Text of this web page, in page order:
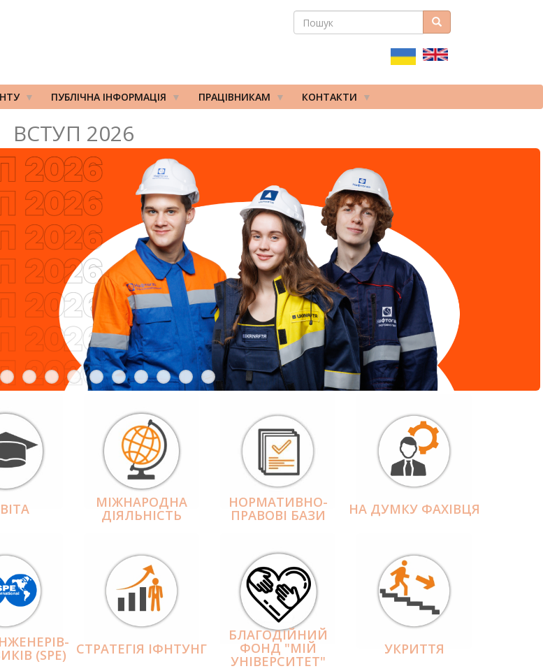
ПОШУКОВА
ПОШУК Пошук
ПУБЛІЧНА ІНФОРМАЦІЯ ПРАЦІВНИКАМ КОНТАКТИ
ВСТУП 2026
МІЖНАРОДНА
ДІЯЛЬНІCТЬ
НОРМАТИВНО-
ПРАВОВІ БАЗИ НА ДУМКУ ФАХІВЦЯ
(SPE) СТРАТЕГІЯ ІФНТУНГ
БЛАГОДІЙНИЙ
ФОНД "МІЙ
УНІВЕРСИТЕТ"
УКРИТТЯ